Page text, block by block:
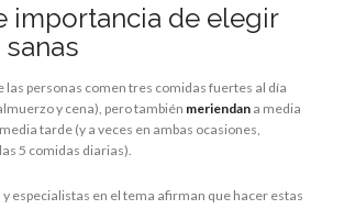
importancia de elegir
las personas comen tres comidas fuertes al día
y cena), pero también meriendan a media
tarde (y a veces en ambas ocasiones,
5 comidas diarias).
especialistas en el tema afirman que hacer estas